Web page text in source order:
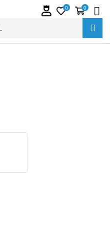
0 0